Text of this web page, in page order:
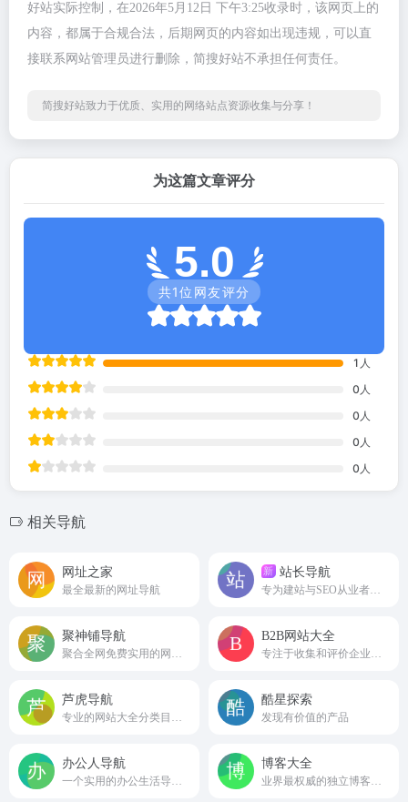
好站实际控制，在2026年5月12日 下午3:25收录时，该网页上的
内容，都属于合规合法，后期网页的内容如出现违规，可以直
接联系网站管理员进行删除，简搜好站不承担任何责任。
简搜好站致力于优质、实用的网络站点资源收集与分享！
为这篇文章评分
5.0
共1位网友评分
1 人
0 人
0 人
0 人
0 人
相关导航
网址之家
最全最新的网址导航
新 站长导航
聚神铺导航 B2B网站大全
芦虎导航 酷星探索
发现有价值的产品
办公人导航 博客大全